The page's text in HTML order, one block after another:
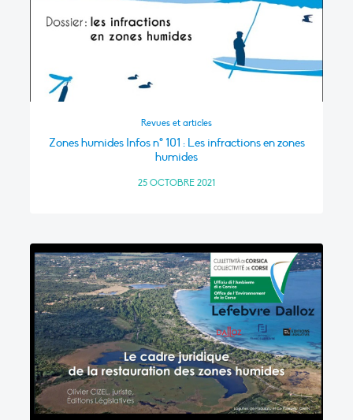
Revues et articles
Zones humides Infos n° 101 : Les infractions en zones
humides
25 OCTOBRE 2021